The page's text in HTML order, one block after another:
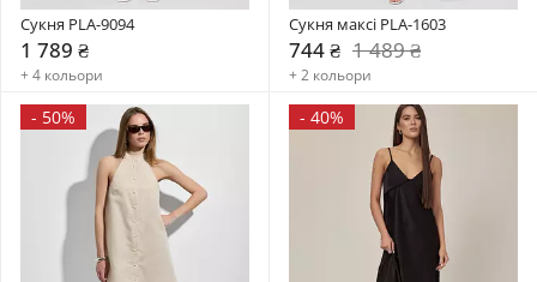
Сукня PLA-9094
1 789 ₴
+ 4 кольори
Сукня максі PLA-1603
744 ₴ 1 489 ₴
+ 2 кольори
- 50% - 40%